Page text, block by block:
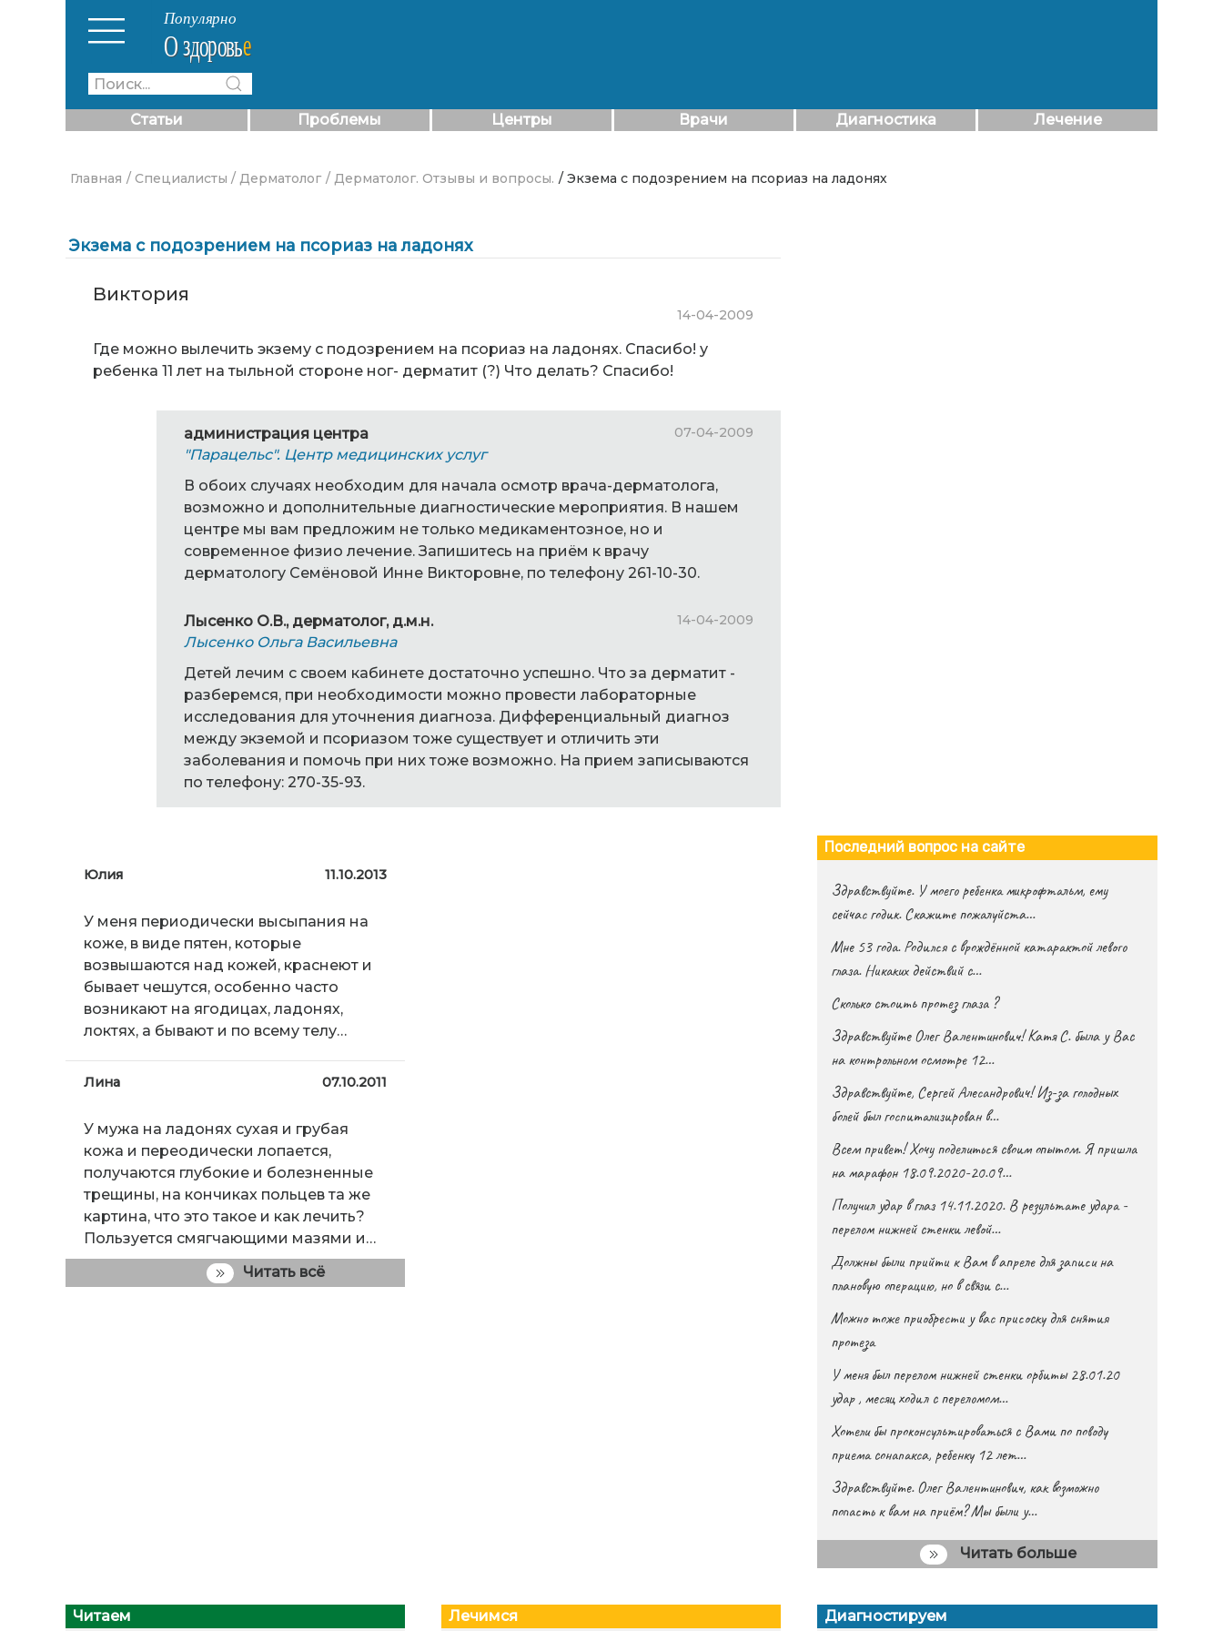
Статьи Проблемы Центры Врачи Диагностика Лечение
Главная / Специалисты / Дерматолог / Дерматолог. Отзывы и вопросы. / Экзема с подозрением на псориаз на ладонях
Экзема с подозрением на псориаз на ладонях
Виктория
14-04-2009
Где можно вылечить экзему с подозрением на псориаз на ладонях. Спасибо! у
ребенка 11 лет на тыльной стороне ног- дерматит (?) Что делать? Спасибо!
администрация центра 07-04-2009
"Парацельс". Центр медицинских услуг
В обоих случаях необходим для начала осмотр врача-дерматолога,
возможно и дополнительные диагностические мероприятия. В нашем
центре мы вам предложим не только медикаментозное, но и
современное физио лечение. Запишитесь на приём к врачу
дерматологу Семёновой Инне Викторовне, по телефону 261-10-30.
Лысенко О.В., дерматолог, д.м.н. 14-04-2009
Лысенко Ольга Васильевна
Детей лечим с своем кабинете достаточно успешно. Что за дерматит -
разберемся, при необходимости можно провести лабораторные
исследования для уточнения диагноза. Дифференциальный диагноз
между экземой и псориазом тоже существует и отличить эти
заболевания и помочь при них тоже возможно. На прием записываются
по телефону: 270-35-93.
Юлия 11.10.2013
У меня периодически высыпания на
коже, в виде пятен, которые
возвышаются над кожей, краснеют и
бывает чешутся, особенно часто
возникают на ягодицах, ладонях,
локтях, а бывают и по всему телу…
Лина 07.10.2011
У мужа на ладонях сухая и грубая
кожа и переодически лопается,
получаются глубокие и болезненные
трещины, на кончиках польцев та же
картина, что это такое и как лечить?
Пользуется смягчающими мазями и…
Читать всё
Последний вопрос на сайте
Здравствуйте. У моего ребенка микрофтальм, ему
сейчас годик. Скажите пожалуйста…
Мне 53 года. Родился с врождённой катарактой левого
глаза. Никаких действий с…
Сколько стоить протез глаза ?
Здравствуйте Олег Валентинович! Катя С. была у Вас
на контрольном осмотре 12…
Здравствуйте, Сергей Алесандрович! Из-за голодных
болей был госпитализирован в…
Всем привет! Хочу поделиться своим опытом. Я пришла
на марафон 18.09.2020-20.09…
Получил удар в глаз 14.11.2020. В результате удара -
перелом нижней стенки левой…
Должны были прийти к Вам в апреле для записи на
плановую операцию, но в связи с…
Можно тоже приобрести у вас присоску для снятия
протеза
У меня был перелом нижней стенки орбиты 28.01.20
удар , месяц ходил с переломом…
Хотели бы проконсультироваться с Вами по поводу
приема сонапакса, ребенку 12 лет…
Здравствуйте. Олег Валентинович, как возможно
попасть к вам на приём? Мы были у…
Читать больше
Читаем Лечимся Диагностируем